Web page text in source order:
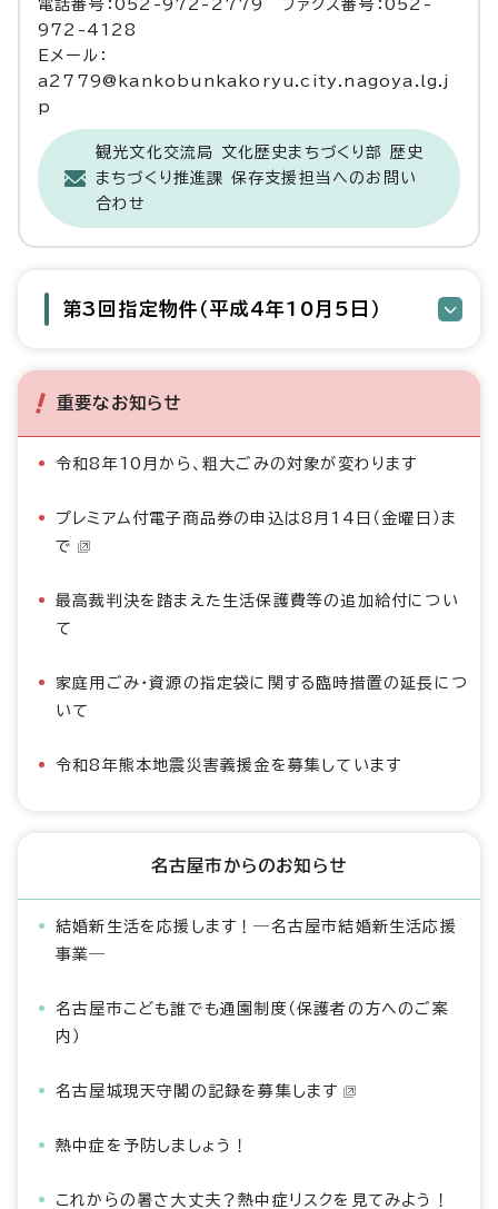
電話番号：052-972-2779 ファクス番号：052-
972-4128
Eメール：
a2779@kankobunkakoryu.city.nagoya.lg.j
p
観光文化交流局 文化歴史まちづくり部 歴史
まちづくり推進課 保存支援担当へのお問い
合わせ
第3回指定物件（平成4年10月5日）
重要なお知らせ
令和8年10月から、粗大ごみの対象が変わります
プレミアム付電子商品券の申込は8月14日（金曜日）ま
で
最高裁判決を踏まえた生活保護費等の追加給付につい
て
家庭用ごみ・資源の指定袋に関する臨時措置の延長につ
いて
令和8年熊本地震災害義援金を募集しています
名古屋市からのお知らせ
結婚新生活を応援します！―名古屋市結婚新生活応援
事業―
名古屋市こども誰でも通園制度（保護者の方へのご案
内）
名古屋城現天守閣の記録を募集します
熱中症を予防しましょう！
これからの暑さ大丈夫？熱中症リスクを見てみよう！